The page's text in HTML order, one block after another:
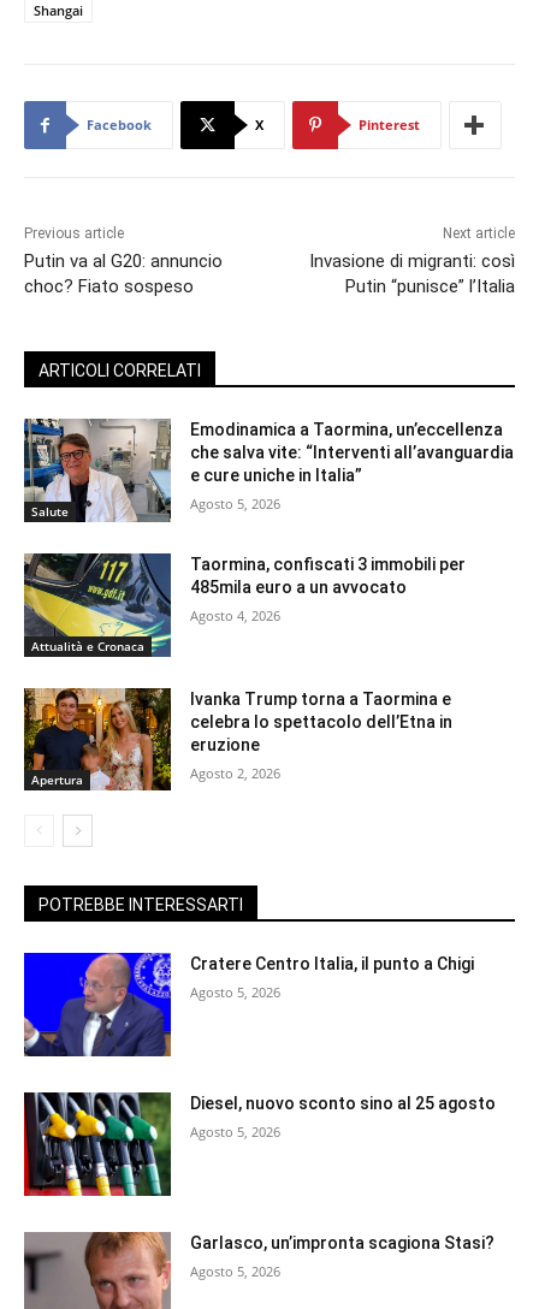
Shangai
Facebook X Pinterest
Previous article
Putin va al G20: annuncio
choc? Fiato sospeso
Next article
Invasione di migranti: così
Putin “punisce” l’Italia
ARTICOLI CORRELATI
Salute
Emodinamica a Taormina, un’eccellenza
che salva vite: “Interventi all’avanguardia
e cure uniche in Italia”
Agosto 5, 2026
Attualità e Cronaca
Taormina, confiscati 3 immobili per
485mila euro a un avvocato
Agosto 4, 2026
Apertura
Ivanka Trump torna a Taormina e
celebra lo spettacolo dell’Etna in
eruzione
Agosto 2, 2026
POTREBBE INTERESSARTI
Cratere Centro Italia, il punto a Chigi
Agosto 5, 2026
Diesel, nuovo sconto sino al 25 agosto
Agosto 5, 2026
Garlasco, un’impronta scagiona Stasi?
Agosto 5, 2026